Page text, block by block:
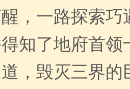
，一路探索巧
知了地府首领
，毁灭三界的